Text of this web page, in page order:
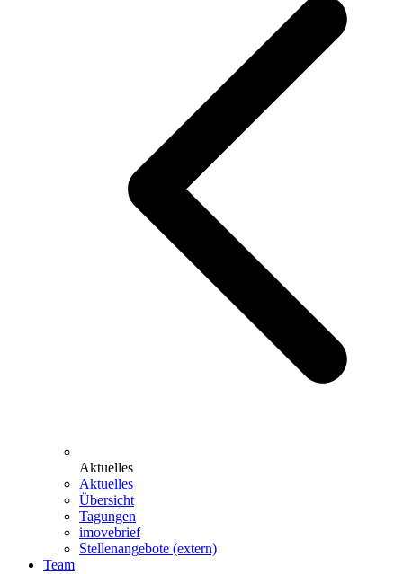
Aktuelles
Aktuelles
Übersicht
Tagungen
imovebrief
Stellenangebote (extern)
Team